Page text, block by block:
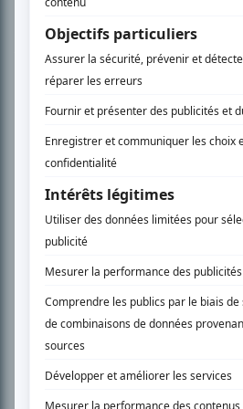
son petit écran. Celui qu’on surnomme parfois
télévision» a d’abord oeuvré au magazine TV
l’actualité télévisuelle au 98,5.
En savoir plus »
SUR LE RÉSEAU BIZZ MÉDIA
PLAN DU SITE
Accueil
Liste des oeuvres
Liste des comédiens